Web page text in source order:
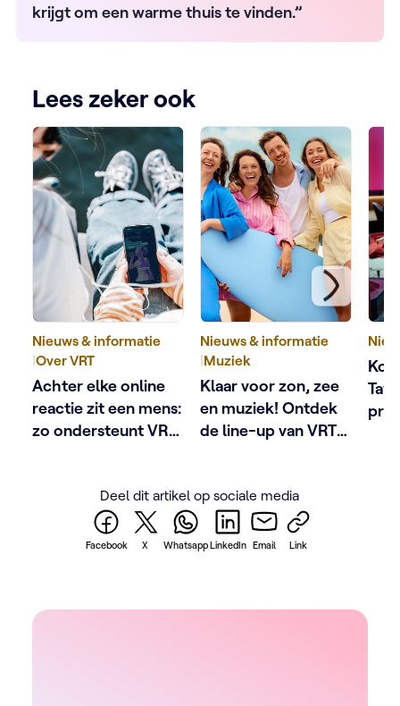
krijgt om een warme thuis te vinden.”
Lees zeker ook
Nieuws & informatie
|Over VRT
Achter elke online
reactie zit een mens:
zo ondersteunt VRT
Nieuws & informatie
|Muziek
Klaar voor zon, zee
en muziek! Ontdek
de line-up van VRT
Deel dit artikel op sociale media
Facebook X WhatsappLinkedIn Email Link